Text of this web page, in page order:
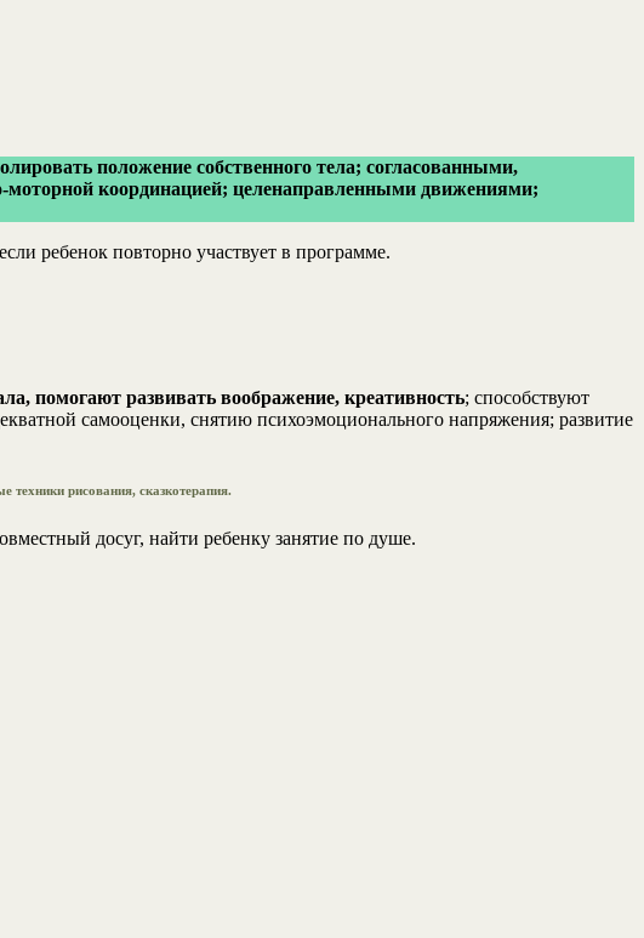
положение собственного тела; согласованными,
координацией; целенаправленными движениями;
ребенок повторно участвует в программе.
помогают развивать воображение, креативность; способствуют
самооценки, снятию психоэмоционального напряжения; развитие
техники рисования, сказкотерапия.
досуг, найти ребенку занятие по душе.